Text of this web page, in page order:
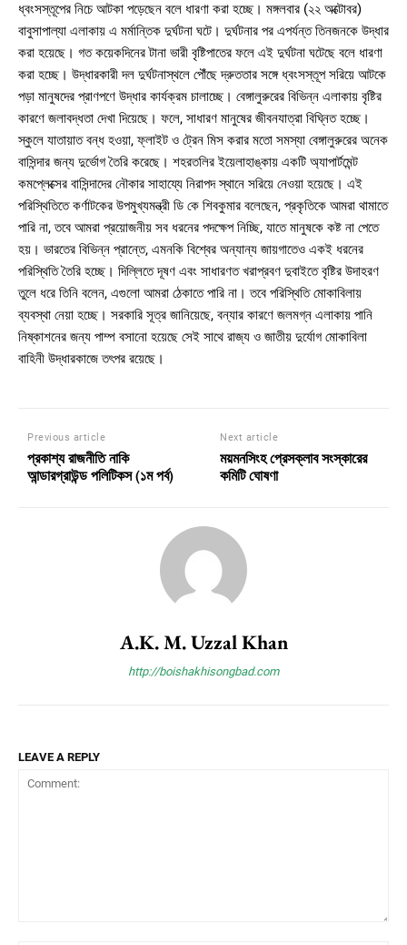
ধ্বংসস্তূপের নিচে আটকা পড়েছেন বলে ধারণা করা হচ্ছে। মঙ্গলবার (২২ অক্টোবর)
বাবুসাপাল্যা এলাকায় এ মর্মান্তিক দুর্ঘটনা ঘটে। দুর্ঘটনার পর এপর্যন্ত তিনজনকে উদ্ধার
করা হয়েছে। গত কয়েকদিনের টানা ভারী বৃষ্টিপাতের ফলে এই দুর্ঘটনা ঘটেছে বলে ধারণা
করা হচ্ছে। উদ্ধারকারী দল দুর্ঘটনাস্থলে পৌঁছে দ্রুততার সঙ্গে ধ্বংসস্তূপ সরিয়ে আটকে
পড়া মানুষদের প্রাণপণে উদ্ধার কার্যক্রম চালাচ্ছে। বেঙ্গালুরুরের বিভিন্ন এলাকায় বৃষ্টির
কারণে জলাবদ্ধতা দেখা দিয়েছে। ফলে, সাধারণ মানুষের জীবনযাত্রা বিঘ্নিত হচ্ছে।
স্কুলে যাতায়াত বন্ধ হওয়া, ফ্লাইট ও ট্রেন মিস করার মতো সমস্যা বেঙ্গালুরুরের অনেক
বাসিন্দার জন্য দুর্ভোগ তৈরি করেছে। শহরতলির ইয়েলাহাঙ্কায় একটি অ্যাপার্টমেন্ট
কমপ্লেক্সের বাসিন্দাদের নৌকার সাহায্যে নিরাপদ স্থানে সরিয়ে নেওয়া হয়েছে। এই
পরিস্থিতিতে কর্ণাটকের উপমুখ্যমন্ত্রী ডি কে শিবকুমার বলেছেন, প্রকৃতিকে আমরা থামাতে
পারি না, তবে আমরা প্রয়োজনীয় সব ধরনের পদক্ষেপ নিচ্ছি, যাতে মানুষকে কষ্ট না পেতে
হয়। ভারতের বিভিন্ন প্রান্তে, এমনকি বিশ্বের অন্যান্য জায়গাতেও একই ধরনের
পরিস্থিতি তৈরি হচ্ছে। দিল্লিতে দূষণ এবং সাধারণত খরাপ্রবণ দুবাইতে বৃষ্টির উদাহরণ
তুলে ধরে তিনি বলেন, এগুলো আমরা ঠেকাতে পারি না। তবে পরিস্থিতি মোকাবিলায়
ব্যবস্থা নেয়া হচ্ছে। সরকারি সূত্র জানিয়েছে, বন্যার কারণে জলমগ্ন এলাকায় পানি
নিষ্কাশনের জন্য পাম্প বসানো হয়েছে সেই সাথে রাজ্য ও জাতীয় দুর্যোগ মোকাবিলা
বাহিনী উদ্ধারকাজে তৎপর রয়েছে।
Previous article
প্রকাশ্য রাজনীতি নাকি
আন্ডারগ্রাউন্ড পলিটিকস (১ম পর্ব)
Next article
ময়মনসিংহ প্রেসক্লাব সংস্কারের
কমিটি ঘোষণা
A.K. M. Uzzal Khan
http://boishakhisongbad.com
LEAVE A REPLY